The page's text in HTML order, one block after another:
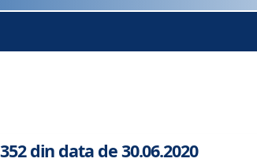
din data de 30.06.2020